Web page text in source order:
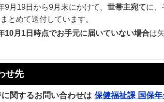
9月19日から9月末にかけて、 世帯主宛てに、
とめて送付しています。
10月1日時点でお手元に届いていない場合は
せ先
関するお問い合わせは 保健福祉課 国保